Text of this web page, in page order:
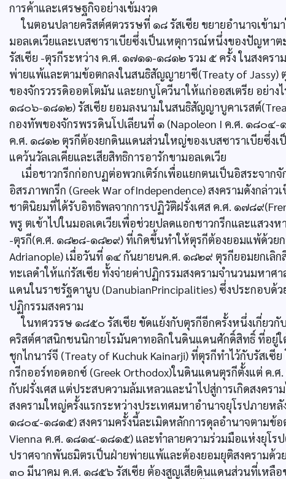
การค้าและเศรษฐกิจอย่างเข้มงวด
ในตอนปลายคริสต์ศตวรรษที่ ๑๘ รัสเซีย ขยายอำนาจเข้าม
มอลเดเวียและเบสซาราเบียซึ่งเป็นเหตุการณ์หนึ่งของปัญหา
รัสเซีย -ตุรกีระหว่าง ค.ศ. ๑๗๑๑-๑๘๑๒ รวม ๕ ครั้ง ในสงค
พ่ายแพ้และตามข้อตกลงในสนธิสัญญายาซี(Treaty of Jassy)
ของจักรวรรดิออตโตมัน และยกบูโควีนาให้แก่ออสเตรีย อย่าง
๑๘๐๖-๑๘๑๒) รัสเซีย ยอมลงนามในสนธิสัญญาบูคาเรสต์
กองทัพของจักรพรรดินโปเลียนที่ ๑ (Napoleon I ค.ศ. ๑๘๐๔-
ค.ศ. ๑๘๑๒ ตุรกีต้องยกดินแดนส่วนใหญ่ของเบสซาราเบียซึ่งเ
แคว้นวัลเลเคียและเสียสิทธิการอารักขามอลเดเวีย
เมื่อชาวกรีกก่อกบฏต่อพวกเติร์กเพื่อแยกตนเป็นอิสระจาก
อิสรภาพกรีก (Greek War ofIndependence) สงครามดังกล่า
ชาตินิยมที่ได้รับอิทธิพลจากการปฏิวัติฝรั่งเศส ค.ศ. ๑๗๘๙
พรู ตเข้าไปในมอลเดเวียเพื่อช่วยปลดแอกชาวกรีกและแสว
-ตุรกี(ค.ศ. ๑๘๒๘-๑๘๒๙) ที่เกิดขึ้นทำให้ตุรกีต้องยอมแพ้ด้วย
Adrianople) เมื่อวันที่ ๑๔ กันยายนค.ศ. ๑๘๒๙ ตุรกียอมยกเ
ทะเลดำให้แก่รัสเซีย ทั้งจ่ายค่าปฏิกรรมสงครามจำนวนมหา
แดนในราชรัฐดานูบ (DanubianPrincipalities) ซึ่งประกอบด้ว
ปฏิกรรมสงคราม
ในทศวรรษ ๑๘๕๐ รัสเซีย ขัดแย้งกับตุรกีอีกครั้งหนึ่งเกี่ยวกั
คริสต์ศาสนิกชนนิกายโรมันคาทอลิกในดินแดนศักดิ์สิทธิ์ ที่อยู่
ชุกไกนาร์จี (Treaty of Kuchuk Kainarji) ที่ตุรกีทำไว้กับรัสเ
กรีกออร์ทอดอกซ์ (Greek Orthodox)ในดินแดนตุรกีตั้งแต่ ค.
กับฝรั่งเศส แต่ประสบความล้มเหลวและนำไปสู่การเกิดสงคร
สงครามใหญ่ครั้งแรกระหว่างประเทศมหาอำนาจยุโรปภายหลั
๑๘๐๔-๑๘๑๕) สงครามครั้งนี้ละเมิดหลักการดุลอำนาจตามข้
Vienna ค.ศ. ๑๘๑๔-๑๘๑๕) และทำลายความร่วมมือแห่งยุโรป
ปราศจากพันธมิตรเป็นฝ่ายพ่ายแพ้และต้องยอมยุติสงครามด้
๓๐ มีนาคม ค.ศ. ๑๘๕๖ รัสเซีย ต้องสูญเสียดินแดนส่วนที่เหลื